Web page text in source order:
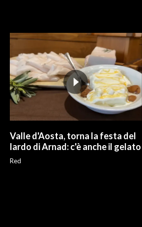
Valle d'Aosta, torna la festa del
lardo di Arnad: c'è anche il gelato
Red